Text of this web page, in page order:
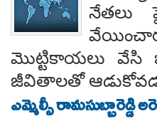
నేతలు
మొట్టికాయలు వేసి
జీవితాలతో
ఎమ్మెల్సీ రామసుబ్బారెడ్డి